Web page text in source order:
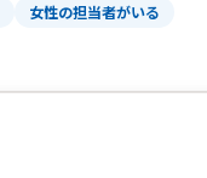
女性の担当者がいる